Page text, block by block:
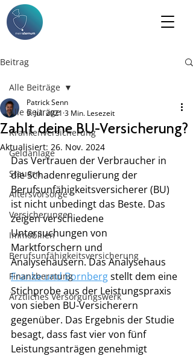
Beitrag
Alle Beiträge
Krankenversicherung
Geldanlage
Steuern
Altersvorsorge
Versicherungen
Immobilien
Berufsunfähigkeitsversicherung
Finanzberatung
Ärztliches Versorgungswerk
Alle Beiträge
Zahlt deine BU-Versicherung?
Patrick Senn
9. Juli 2021 3 Min. Lesezeit
Aktualisiert: 26. Nov. 2024
Das Vertrauen der Verbraucher in
die Schadenregulierung der
Berufsunfähigkeitsversicherer (BU)
ist nicht unbedingt das Beste. Das
zeigen verschiedene
Untersuchungen von
Marktforschern und
Analysehäusern. Das Analysehaus
Franke und Bornberg stellt dem eine
Stichprobe aus der Leistungspraxis
von sieben BU-Versicherern
gegenüber. Das Ergebnis der Studie
besagt, dass fast vier von fünf
Leistungsanträgen genehmigt